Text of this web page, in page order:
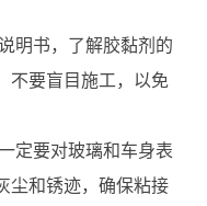
明书，了解胶黏剂的
不要盲目施工，以免
定要对玻璃和车身表
尘和锈迹，确保粘接